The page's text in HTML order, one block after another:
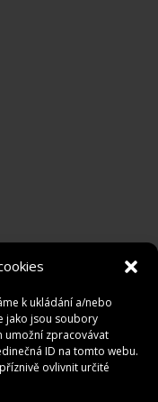
k ukládání a/nebo
jako jsou soubory
umožní zpracovávat
ID na tomto webu.
ovlivnit určité